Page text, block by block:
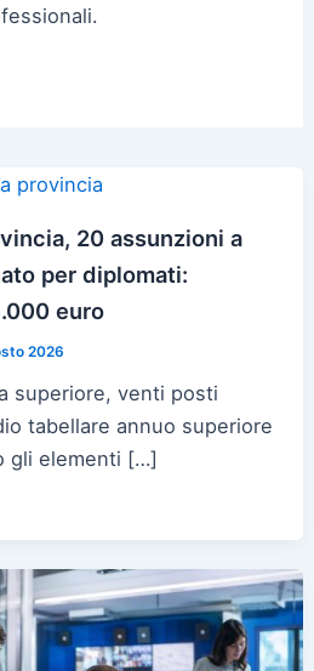
20 assunzioni a
per diplomati:
euro
2026
superiore, venti posti
tabellare annuo superiore
gli elementi […]